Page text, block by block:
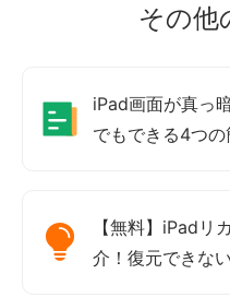
その他
iPad画面が真っ
でもできる4つの
【無料】iPadリ
介！復元できな